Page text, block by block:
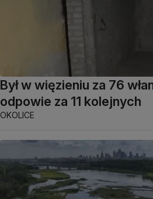
Był w więzieniu za 76
odpowie za 11 kolejnych
OKOLICE